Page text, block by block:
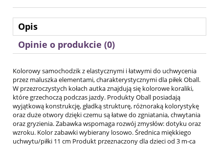
Opis
Opinie o produkcie (0)
Kolorowy samochodzik z elastycznymi i łatwymi do uchwycenia
przez maluszka elementami, charakterystycznymi dla piłek Oball.
W przezroczystych kołach autka znajdują się kolorowe koraliki,
które grzechoczą podczas jazdy. Produkty Oball posiadają
wyjątkową konstrukcję, gładką strukturę, różnoraką kolorystykę
oraz duże otwory dzięki czemu są łatwe do zgniatania, chwytania
oraz gryzienia. Zabawka wspomaga rozwój zmysłów: dotyku oraz
wzroku. Kolor zabawki wybierany losowo. Średnica miękkiego
uchwytu/piłki 11 cm Produkt przeznaczony dla dzieci od 3 m-ca